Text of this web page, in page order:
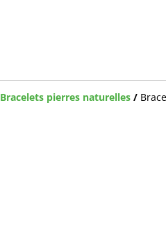
Bracelets pierres naturelles /